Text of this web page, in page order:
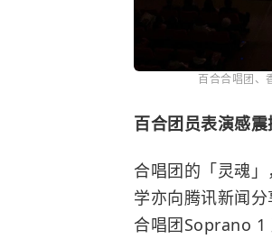
百合合唱团、
百合团员表演感
合唱团的「灵魂
学亦向腾讯新闻分
合唱团Soprano 1